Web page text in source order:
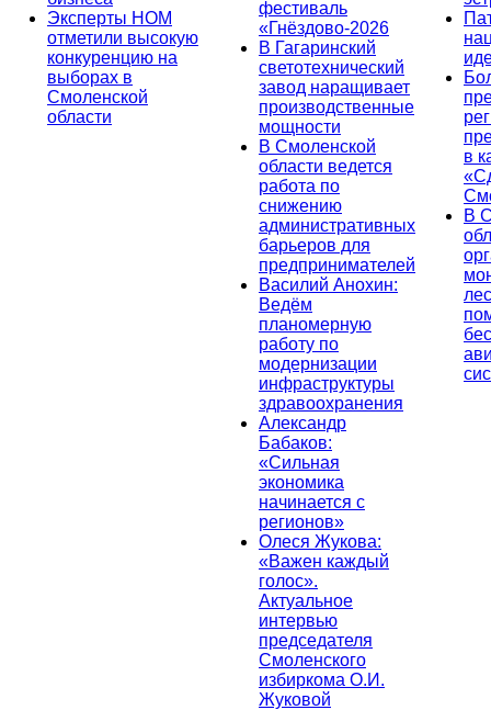
Эксперты НОМ
отметили высокую
конкуренцию на
выборах в
Смоленской
области
фестиваль
«Гнёздово-2026
В Гагаринский
светотехнический
завод наращивает
производственные
мощности
В Смоленской
области ведется
работа по
снижению
административных
барьеров для
предпринимателей
Василий Анохин:
Ведём
планомерную
работу по
модернизации
инфраструктуры
здравоохранения
Александр
Бабаков:
«Сильная
экономика
начинается с
регионов»
Олеся Жукова:
«Важен каждый
голос».
Актуальное
интервью
председателя
Смоленского
избиркома О.И.
Жуковой
в
В